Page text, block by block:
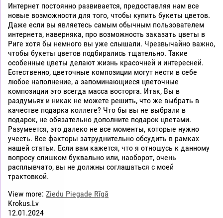
Интернет постоянно развивается, предоставляя нам все
новые возможности для того, чтобы купить букеты цветов.
Даже если вы являетесь самым обычным пользователем
интернета, наверняка, про возможность заказать цветы в
Риге хотя бы немного вы уже слышали. Чрезвычайно важно,
чтобы букеты цветов подбирались тщательно. Такие
особенные цветы делают жизнь красочней и интересней.
Естественно, цветочные композиции могут нести в себе
любое наполнение, а запоминающиеся цветочные
композиции это всегда масса восторга. Итак, Вы в
раздумьях и никак не можете решить, что же выбрать в
качестве подарка коллеге? Что бы вы не выбрали в
подарок, не обязательно дополните подарок цветами.
Разумеется, это далеко не все моменты, которые нужно
учесть. Все факторы затруднительно обсудить в рамках
нашей статьи. Если вам кажется, что я отношусь к данному
вопросу слишком буквально или, наоборот, очень
расплывчато, вы не должны соглашаться с моей
трактовкой.
View more: Ziedu Piegade Rīgā
Krokus.Lv
12.01.2024